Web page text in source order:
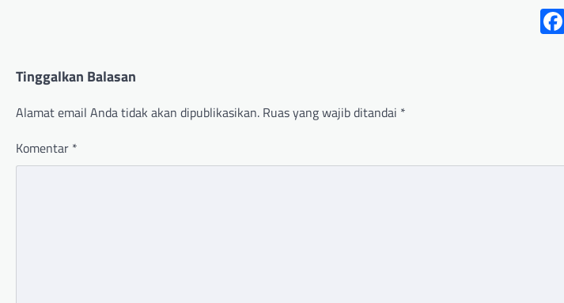
Tinggalkan Balasan
Alamat email Anda tidak akan dipublikasikan. Ruas yang wajib ditandai *
Komentar *